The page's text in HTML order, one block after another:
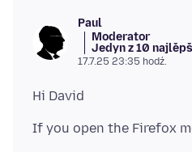
Paul
Moderator
Jedyn z 10
17.7.25 23:35 hodź.